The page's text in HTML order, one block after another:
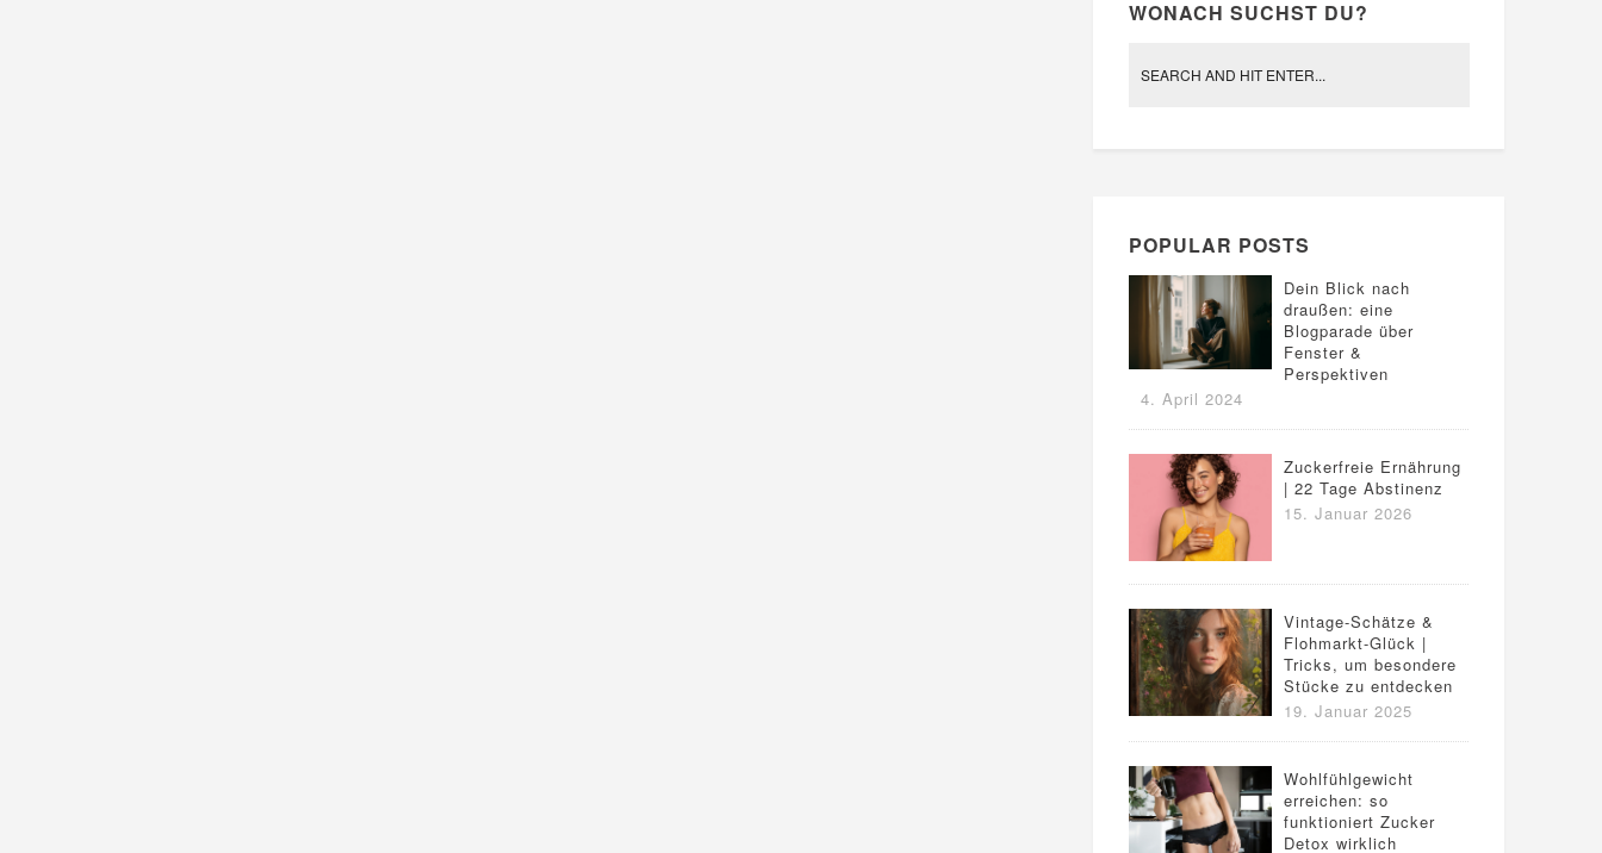
WONACH SUCHST DU?
POPULAR POSTS
Dein Blick nach
draußen: eine
Blogparade über
Fenster &
Perspektiven
4. April 2024
Zuckerfreie Ernährung
| 22 Tage Abstinenz
15. Januar 2026
Vintage-Schätze &
Flohmarkt-Glück |
Tricks, um besondere
Stücke zu entdecken
19. Januar 2025
Wohlfühlgewicht
erreichen: so
funktioniert Zucker
Detox wirklich